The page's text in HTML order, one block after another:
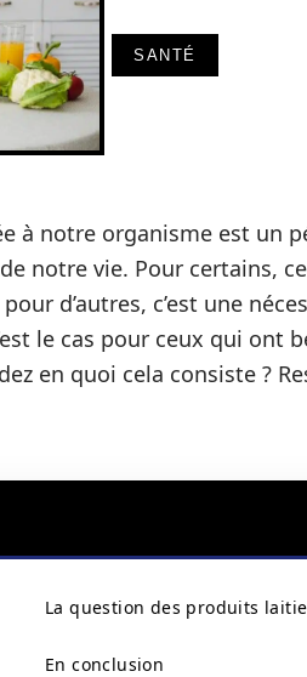
SANTÉ
à notre organisme est un
notre vie. Pour certains,
d’autres, c’est une
le cas pour ceux qui ont
en quoi cela consiste ?
La question des produits
En conclusion